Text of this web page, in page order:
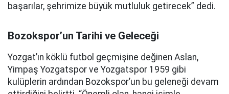
başarılar, şehrimize büyük mutluluk getirecek” dedi.
Bozokspor’un Tarihi ve Geleceği
Yozgat’ın köklü futbol geçmişine değinen Aslan,
Yimpaş Yozgatspor ve Yozgatspor 1959 gibi
kulüplerin ardından Bozokspor’un bu geleneği devam